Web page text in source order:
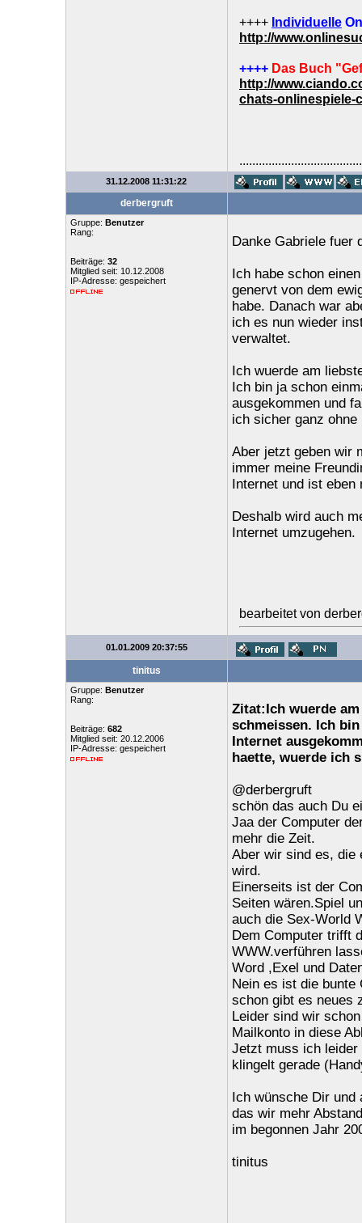
++++ Individuelle
http://
++++ Das Buch
http://
chats-onlinespiele-
31.12.2008 11:31:22
derbergruft
Gruppe: Benutzer
Rang:
Beiträge: 32
Mitglied seit: 10.12.2008
IP-Adresse: gespeichert
Danke Gabriele fuer
Ich habe schon
genervt von dem
habe. Danach war
ich es nun wieder
verwaltet.
Ich wuerde am
Ich bin ja schon
ausgekommen und
ich sicher ganz ohne
Aber jetzt geben wir
immer meine
Internet und ist eben
Deshalb wird auch
Internet umzugehen.
bearbeitet von
01.01.2009 20:37:55
tinitus
Gruppe: Benutzer
Rang:
Beiträge: 682
Mitglied seit: 20.12.2006
IP-Adresse: gespeichert
Zitat:Ich wuerde
schmeissen. Ich
Internet
haette, wuerde ich
@derbergruft
schön das auch Du
Jaa der Computer
mehr die Zeit.
Aber wir sind es, die
wird.
Einerseits ist der
Seiten wären.Spiel
auch die Sex-World
Dem Computer trifft
WWW.verführen
Word ,Exel und
Nein es ist die bunte
schon gibt es neues
Leider sind wir
Mailkonto in diese
Jetzt muss ich leider
klingelt gerade
Ich wünsche Dir und
das wir mehr
im begonnen Jahr
tinitus